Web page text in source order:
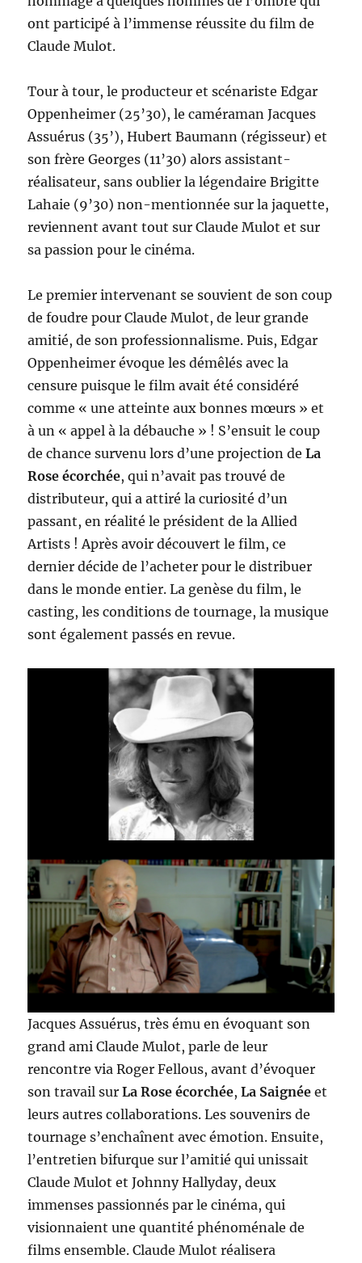
ont participé à l’immense réussite du film de
Claude Mulot.
Tour à tour, le producteur et scénariste Edgar
Oppenheimer (25’30), le caméraman Jacques
Assuérus (35’), Hubert Baumann (régisseur) et
son frère Georges (11’30) alors assistant-
réalisateur, sans oublier la légendaire Brigitte
Lahaie (9’30) non-mentionnée sur la jaquette,
reviennent avant tout sur Claude Mulot et sur
sa passion pour le cinéma.
Le premier intervenant se souvient de son coup
de foudre pour Claude Mulot, de leur grande
amitié, de son professionnalisme. Puis, Edgar
Oppenheimer évoque les démêlés avec la
censure puisque le film avait été considéré
comme « une atteinte aux bonnes mœurs » et
à un « appel à la débauche » ! S’ensuit le coup
de chance survenu lors d’une projection deLa
Rose écorchée, qui n’avait pas trouvé de
distributeur, qui a attiré la curiosité d’un
passant, en réalité le président de la Allied
Artists ! Après avoir découvert le film, ce
dernier décide de l’acheter pour le distribuer
dans le monde entier. La genèse du film, le
casting, les conditions de tournage, la musique
sont également passés en revue.
Jacques Assuérus, très ému en évoquant son
grand ami Claude Mulot, parle de leur
rencontre via Roger Fellous, avant d’évoquer
son travail sur La Rose écorchée,La Saignée et
leurs autres collaborations. Les souvenirs de
tournage s’enchaînent avec émotion. Ensuite,
l’entretien bifurque sur l’amitié qui unissait
Claude Mulot et Johnny Hallyday, deux
immenses passionnés par le cinéma, qui
visionnaient une quantité phénoménale de
films ensemble. Claude Mulot réalisera